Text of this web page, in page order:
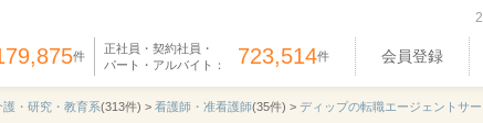
件
正社員・契約社員・
パート・アルバイト： 723,514件 会員登録
護・研究・教育系(313件) > 看護師・准看護師(35件) > ディップの転職エージェントサー